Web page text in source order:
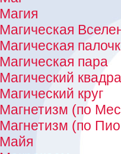
Магия
Магическая
Магическая
Магическая пара
Магический
Магический круг
Магнетизм (по
Магнетизм (по
Майя